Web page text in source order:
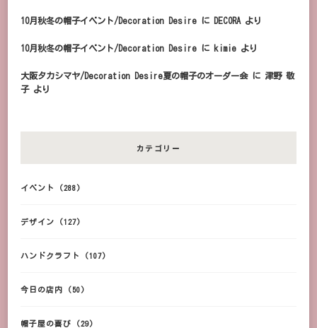
10月秋冬の帽子イベント/Decoration Desire に DECORA より
10月秋冬の帽子イベント/Decoration Desire に kimie より
大阪タカシマヤ/Decoration Desire夏の帽子のオーダー会に 津野 敬
子より
カテゴリー
イベント (288)
デザイン (127)
ハンドクラフト (107)
今日の店内 (50)
帽子屋の喜び (29)